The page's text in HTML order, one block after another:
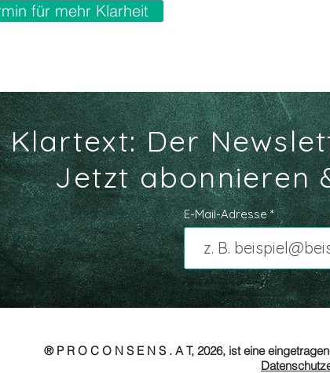
für mehr Klarheit
Klartext: Der
Jetzt abonnieren
E-Mail-Adresse
® P R O C O N S E N S . A T, 2026, ist eine